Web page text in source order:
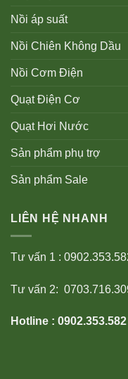
Nồi áp suất
Nồi Chiên Không Dầu
Nồi Cơm Điện
Quạt Điện Cơ
Quạt Hơi Nước
Sản phẩm phụ trợ
Sản phẩm Sale
LIÊN HỆ NHANH
Tư vấn 1 :
Tư vấn 2:
Hotline : 0902.353.582